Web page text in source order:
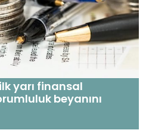
yarı finansal
beyanını